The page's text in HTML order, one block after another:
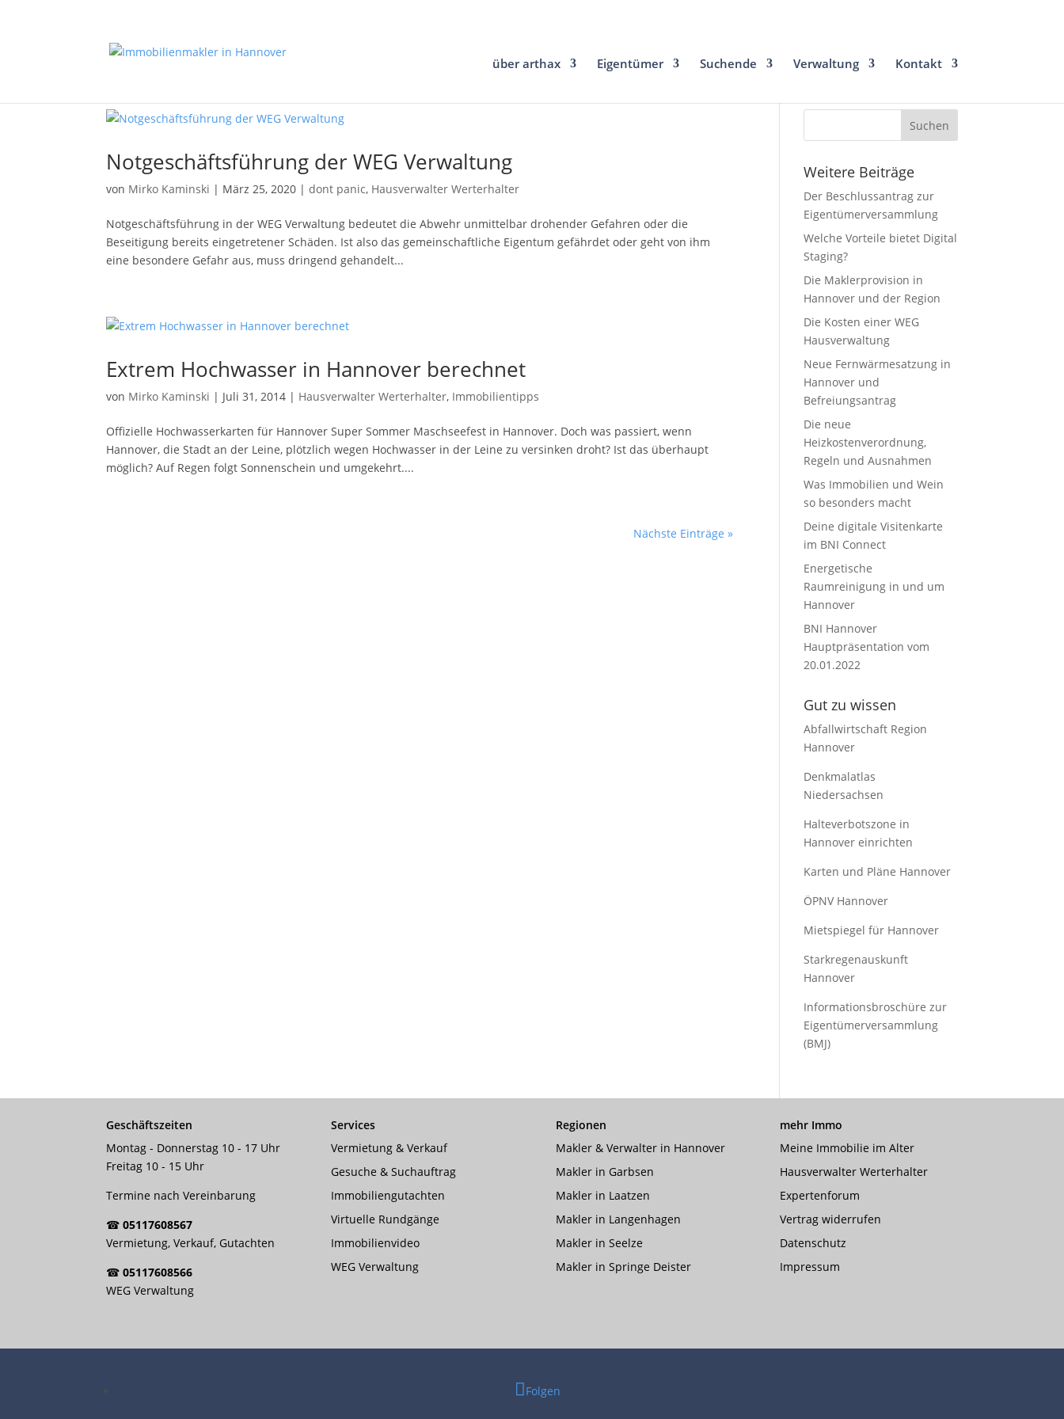
über arthax Eigentümer Suchende Verwaltung Kontakt
Notgeschäftsführung der WEG Verwaltung
von Mirko Kaminski | März 25, 2020 |dont panic, Hausverwalter Werterhalter
Notgeschäftsführung in der WEG Verwaltung bedeutet die Abwehr unmittelbar drohender Gefahren oder die
Beseitigung bereits eingetretener Schäden. Ist also das gemeinschaftliche Eigentum gefährdet oder geht von ihm
eine besondere Gefahr aus, muss dringend gehandelt...
Extrem Hochwasser in Hannover berechnet
von Mirko Kaminski | Juli 31, 2014 | Hausverwalter Werterhalter, Immobilientipps
Offizielle Hochwasserkarten für Hannover Super Sommer Maschseefest in Hannover. Doch was passiert, wenn
Hannover, die Stadt an der Leine, plötzlich wegen Hochwasser in der Leine zu versinken droht? Ist das überhaupt
möglich? Auf Regen folgt Sonnenschein und umgekehrt....
Nächste Einträge »
Weitere Beiträge
Der Beschlussantrag zur
Eigentümerversammlung
Welche Vorteile bietet Digital
Staging?
Die Maklerprovision in
Hannover und der Region
Die Kosten einer WEG
Hausverwaltung
Neue Fernwärmesatzung in
Hannover und
Befreiungsantrag
Die neue
Heizkostenverordnung,
Regeln und Ausnahmen
Was Immobilien und Wein
so besonders macht
Deine digitale Visitenkarte
im BNI Connect
Energetische
Raumreinigung in und um
Hannover
BNI Hannover
Hauptpräsentation vom
20.01.2022
Gut zu wissen
Abfallwirtschaft Region
Hannover
Denkmalatlas
Niedersachsen
Halteverbotszone in
Hannover einrichten
Karten und Pläne Hannover
ÖPNV Hannover
Mietspiegel für Hannover
Starkregenauskunft
Hannover
Informationsbroschüre zur
Eigentümerversammlung
(BMJ)
Geschäftszeiten
Montag - Donnerstag 10 - 17 Uhr
Freitag 10 - 15 Uhr
Termine nach Vereinbarung
☎05117608567
Vermietung, Verkauf, Gutachten
☎05117608566
WEG Verwaltung
Services
Vermietung & Verkauf
Gesuche & Suchauftrag
Immobiliengutachten
Virtuelle Rundgänge
Immobilienvideo
WEG Verwaltung
Regionen
Makler & Verwalter in Hannover
Makler in Garbsen
Makler in Laatzen
Makler in Langenhagen
Makler in Seelze
Makler in Springe Deister
mehr Immo
Meine Immobilie im Alter
Hausverwalter Werterhalter
Expertenforum
Vertrag widerrufen
Datenschutz
Impressum
Folgen